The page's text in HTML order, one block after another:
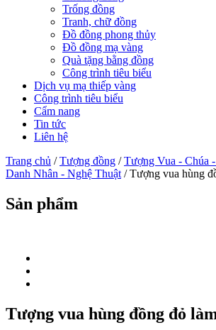
Trống đồng
Tranh, chữ đồng
Đồ đồng phong thủy
Đồ đồng mạ vàng
Quà tặng bằng đồng
Công trình tiêu biểu
Dịch vụ mạ thiếp vàng
Công trình tiêu biểu
Cẩm nang
Tin tức
Liên hệ
Trang chủ /Tượng đồng /Tượng Vua - Chúa
Danh Nhân - Nghệ Thuật/ Tượng vua hùng
Sản phẩm
Tượng vua hùng đồng đỏ